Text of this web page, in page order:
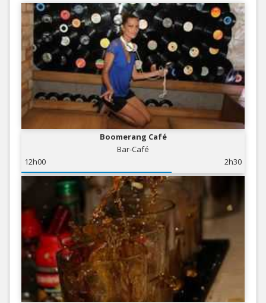
Boomerang Café
Bar-Café
12h00
2h30